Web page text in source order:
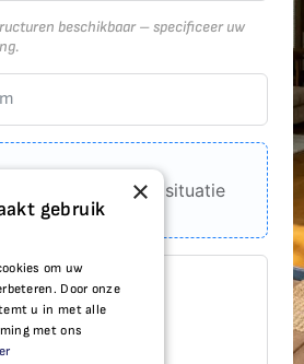
beschikbaar – specificeer uw
van uw huidige situatie
×
gebruik
om uw
Door onze
u in met alle
met ons